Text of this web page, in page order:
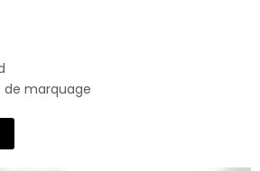
de marquage